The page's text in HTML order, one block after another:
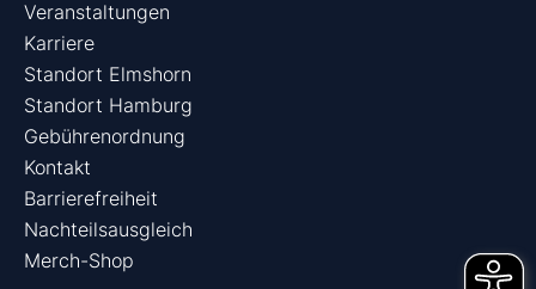
Veranstaltungen
Karriere
Standort Elmshorn
Standort Hamburg
Gebührenordnung
Kontakt
Barrierefreiheit
Nachteilsausgleich
Merch-Shop